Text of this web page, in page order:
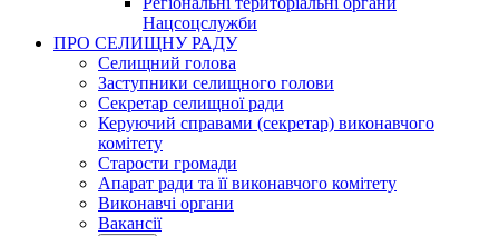
Нацсоцслужби
ПРО СЕЛИЩНУ РАДУ
Селищний голова
Заступники селищного голови
Секретар селищної ради
Керуючий справами (секретар) виконавчого
комітету
Старости громади
Апарат ради та її виконавчого комітету
Виконавчі органи
Вакансії